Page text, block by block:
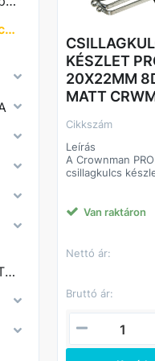
,TÖMITÉSEK,RAGASZTÓK,PURHABOK,
minimálisra
Átgondolt
munkadarabok a
síkjához képest
ami kényelmessé
nehezen
munkát.
KÉSZLET
20X22MM
MATT
Cikkszám
Leírás
A Crownman
csillagkulcs
felülettel. A
kialakított feje
hozzáférést
elérhető
tartalmazza 6x7
mm-ig, műanyag
megkönnyíti a
rendezett
Professzionális
Van raktáron
Nettó ár:
Bruttó ár: